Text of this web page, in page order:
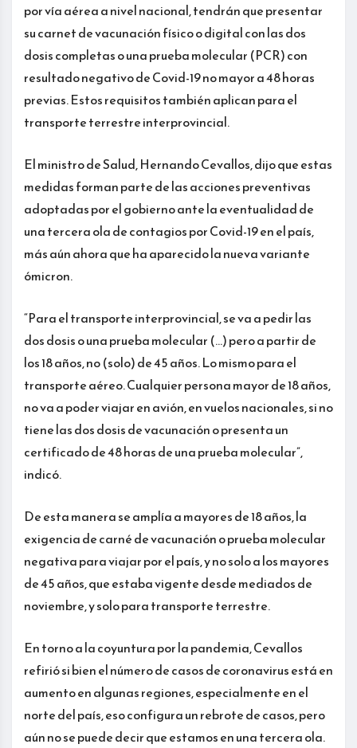
por vía aérea a nivel nacional, tendrán que presentar
su carnet de vacunación físico o digital con las dos
dosis completas o una prueba molecular (PCR) con
resultado negativo de Covid-19 no mayor a 48 horas
previas. Estos requisitos también aplican para el
transporte terrestre interprovincial.
El ministro de Salud, Hernando Cevallos, dijo que estas
medidas forman parte de las acciones preventivas
adoptadas por el gobierno ante la eventualidad de
una tercera ola de contagios por Covid-19 en el país,
más aún ahora que ha aparecido la nueva variante
ómicron.
“Para el transporte interprovincial, se va a pedir las
dos dosis o una prueba molecular (…) pero a partir de
los 18 años, no (solo) de 45 años. Lo mismo para el
transporte aéreo. Cualquier persona mayor de 18 años,
no va a poder viajar en avión, en vuelos nacionales, si no
tiene las dos dosis de vacunación o presenta un
certificado de 48 horas de una prueba molecular”,
indicó.
De esta manera se amplía a mayores de 18 años, la
exigencia de carné de vacunación o prueba molecular
negativa para viajar por el país, y no solo a los mayores
de 45 años, que estaba vigente desde mediados de
noviembre, y solo para transporte terrestre.
En torno a la coyuntura por la pandemia, Cevallos
refirió si bien el número de casos de coronavirus está en
aumento en algunas regiones, especialmente en el
norte del país, eso configura un rebrote de casos, pero
aún no se puede decir que estamos en una tercera ola.